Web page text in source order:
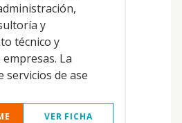
y
técnico y
La
servicios de ase
VER FICHA